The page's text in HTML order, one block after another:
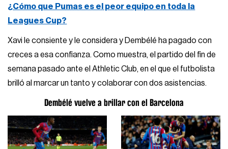
¿Cómo que Pumas es el peor equipo en toda la
Leagues Cup?
Xavi le consiente y le considera y Dembélé ha pagado con
creces a esa confianza. Como muestra, el partido del fin de
semana pasado ante el Athletic Club, en el que el futbolista
brilló al marcar un tanto y colaborar con dos asistencias.
Dembélé vuelve a brillar con el Barcelona